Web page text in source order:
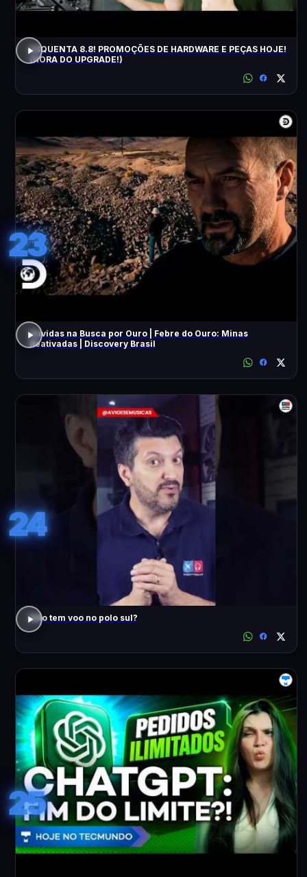
ESQUENTA 8.8! PROMOÇÕES DE HARDWARE E PEÇAS HOJE!
(HORA DO UPGRADE!)
23
Dúvidas na Busca por Ouro | Febre do Ouro: Minas
Reativadas | Discovery Brasil
24
Não tem voo no polo sul?
25